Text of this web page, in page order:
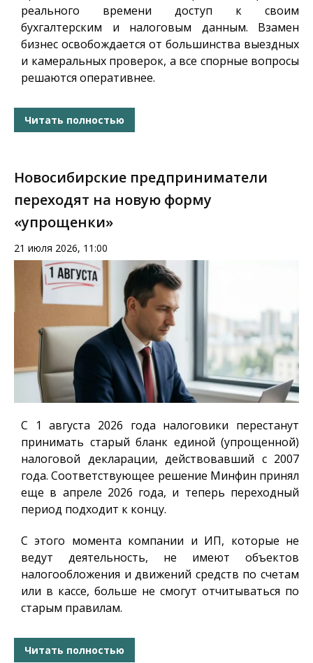
реального времени доступ к своим
бухгалтерским и налоговым данным. Взамен
бизнес освобождается от большинства выездных
и камеральных проверок, а все спорные вопросы
решаются оперативнее.
Читать полностью
Новосибирские предприниматели
переходят на новую форму
«упрощенки»
21 июля 2026, 11:00
С 1 августа 2026 года налоговики перестанут
принимать старый бланк единой (упрощенной)
налоговой декларации, действовавший с 2007
года. Соответствующее решение Минфин принял
еще в апреле 2026 года, и теперь переходный
период подходит к концу.
С этого момента компании и ИП, которые не
ведут деятельность, не имеют объектов
налогообложения и движений средств по счетам
или в кассе, больше не смогут отчитываться по
старым правилам.
Читать полностью